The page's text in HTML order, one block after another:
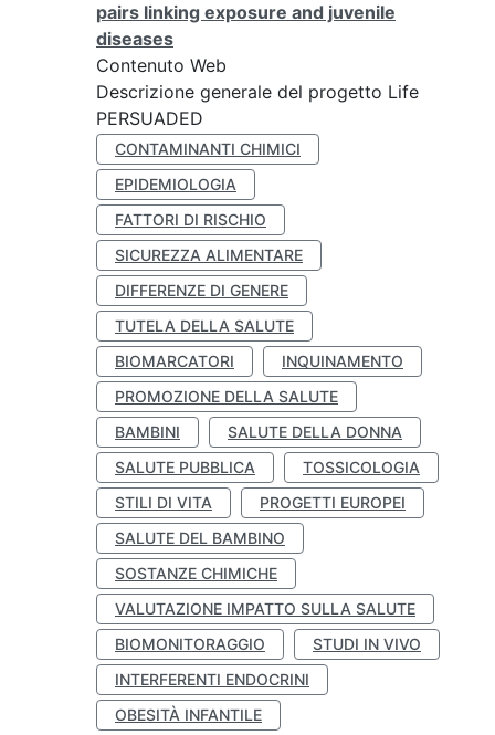
pairs linking exposure and juvenile
diseases
Contenuto Web
Descrizione generale del progetto Life
PERSUADED
CONTAMINANTI CHIMICI
EPIDEMIOLOGIA
FATTORI DI RISCHIO
SICUREZZA ALIMENTARE
DIFFERENZE DI GENERE
TUTELA DELLA SALUTE
BIOMARCATORI
INQUINAMENTO
PROMOZIONE DELLA SALUTE
BAMBINI
SALUTE DELLA DONNA
SALUTE PUBBLICA
TOSSICOLOGIA
STILI DI VITA
PROGETTI EUROPEI
SALUTE DEL BAMBINO
SOSTANZE CHIMICHE
VALUTAZIONE IMPATTO SULLA SALUTE
BIOMONITORAGGIO
STUDI IN VIVO
INTERFERENTI ENDOCRINI
OBESITÀ INFANTILE